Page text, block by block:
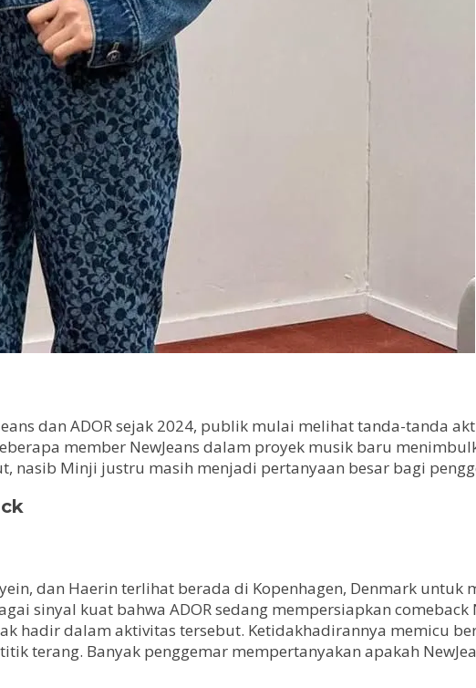
dan ADOR sejak 2024, publik mulai melihat tanda-tanda
member NewJeans dalam proyek musik baru
nasib Minji justru masih menjadi pertanyaan besar bagi
dan Haerin terlihat berada di Kopenhagen, Denmark
sinyal kuat bahwa ADOR sedang mempersiapkan comeback
hadir dalam aktivitas tersebut. Ketidakhadirannya memicu
terang. Banyak penggemar mempertanyakan apakah